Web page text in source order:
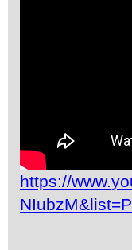
https://